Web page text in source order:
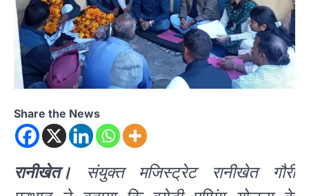
Share the News
रानीखेत। संयुक्त मजिस्ट्रेट रानीखेत गौरी